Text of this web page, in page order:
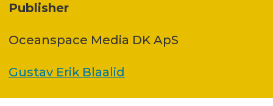
Publisher
Oceanspace Media DK ApS
Gustav Erik Blaalid